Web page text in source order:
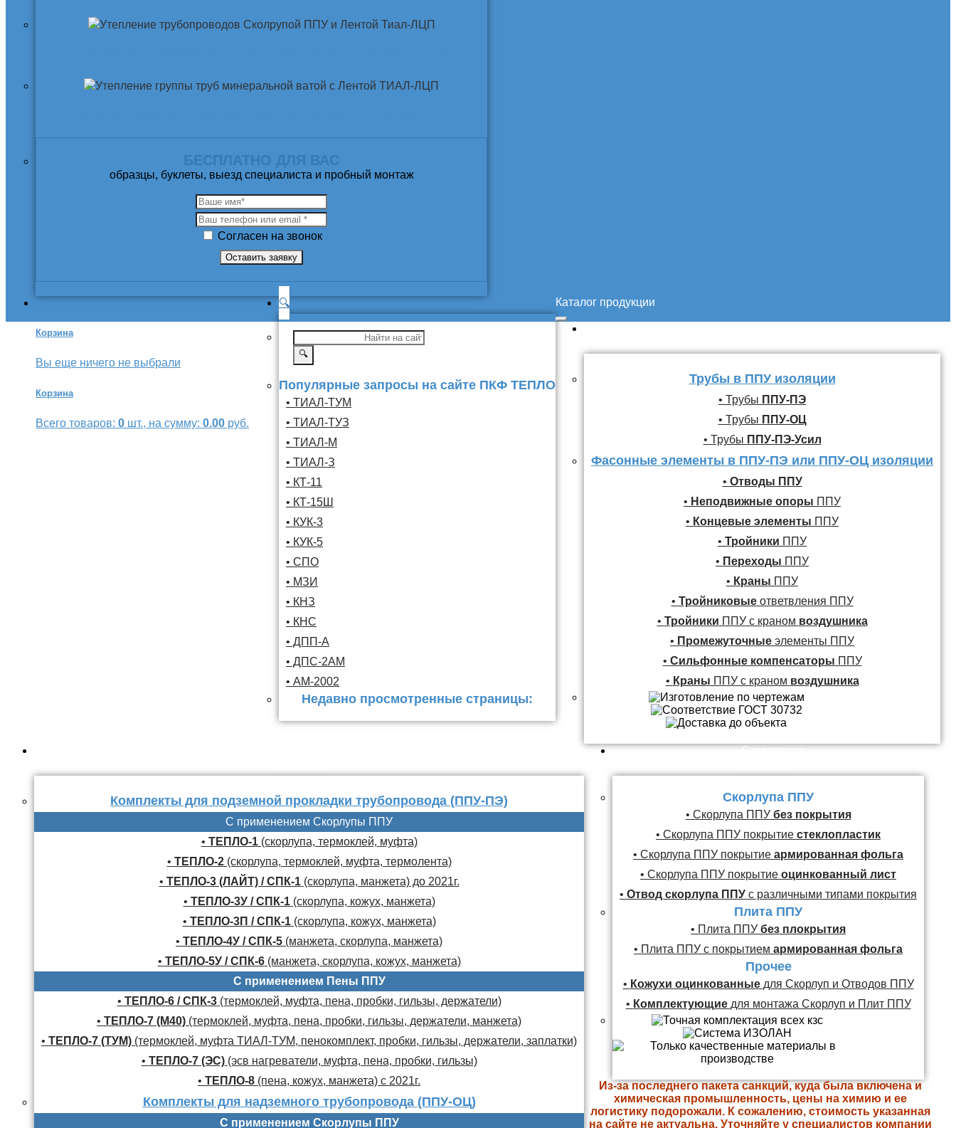
образцы, буклеты, выезд специалиста и пробный монтаж
Согласен на звонок
Корзина
Вы еще ничего не выбрали
Корзина
Всего товаров: 0 шт., на сумму: 0.00 руб.
🔍
🔍
Популярные запросы на сайте ПКФ ТЕПЛО
• ТИАЛ-ТУМ
• ТИАЛ-ТУЗ
• ТИАЛ-М
• ТИАЛ-З
• КТ-11
• КТ-15Ш
• КУК-3
• КУК-5
• СПО
• МЗИ
• КНЗ
• КНС
• ДПП-А
• ДПС-2АМ
• АМ-2002
Недавно просмотренные страницы:
Каталог продукции
Трубы в ППУ изоляции
• Трубы ППУ-ПЭ
• Трубы ППУ-ОЦ
• Трубы ППУ-ПЭ-Усил
Фасонные элементы в ППУ-ПЭ или ППУ-ОЦ изоляции
• Отводы ППУ
• Неподвижные опоры ППУ
• Концевые элементы ППУ
• Тройники ППУ
• Переходы ППУ
• Краны ППУ
• Тройниковыеответвления ППУ
• Тройники ППУ с краном воздушника
• Промежуточные элементы ППУ
• Сильфонные компенсаторы ППУ
• Краны ППУ с краном воздушника
Комплекты для подземной прокладки трубопровода (ППУ-ПЭ)
С применением Скорлупы ППУ
• ТЕПЛО-1(скорлупа, термоклей, муфта)
• ТЕПЛО-2(скорлупа, термоклей, муфта, термолента)
• ТЕПЛО-3 (ЛАЙТ) / СПК-1(скорлупа, манжета) до 2021г.
• ТЕПЛО-3У / СПК-1(скорлупа, кожух, манжета)
• ТЕПЛО-3П / СПК-1(скорлупа, кожух, манжета)
• ТЕПЛО-4У / СПК-5 (манжета, скорлупа, манжета)
• ТЕПЛО-5У / СПК-6(манжета, скорлупа, кожух, манжета)
С применением Пены ППУ
• ТЕПЛО-6 / СПК-3(термоклей, муфта, пена, пробки, гильзы, держатели)
• ТЕПЛО-7 (М40) (термоклей, муфта, пена, пробки, гильзы, держатели, манжета)
• ТЕПЛО-7 (ТУМ) (термоклей, муфта ТИАЛ-ТУМ, пенокомплект, пробки, гильзы, держатели, заплатки)
• ТЕПЛО-7 (ЭС)(эсв нагреватели, муфта, пена, пробки, гильзы)
• ТЕПЛО-8 (пена, кожух, манжета) с 2021г.
Комплекты для надземного трубопровода (ППУ-ОЦ)
С применением Скорлупы ППУ
Скорлупы и
Скорлупа ППУ
• Скорлупа ППУбез покрытия
• Скорлупа ППУ покрытие стеклопластик
• Скорлупа ППУ покрытие армированная фольга
• Скорлупа ППУ покрытие оцинкованный лист
• Отвод скорлупа ППУ с различными типами покрытия
Плита ППУ
• Плита ППУ без плокрытия
• Плита ППУ с покрытием армированная фольга
Прочее
• Кожухи оцинкованные для Скорлуп и Отводов ППУ
• Комплектующие для монтажа Скорлуп и Плит ППУ
Из-за последнего пакета санкций, куда была включена и
химическая промышленность, цены на химию и ее
логистику подорожали. К сожалению, стоимость указанная
на сайте не актуальна. Уточняйте у специалистов компании